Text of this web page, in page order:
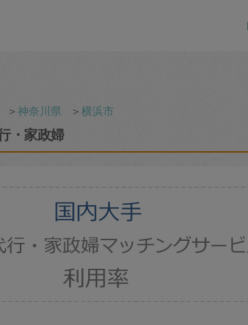
＞神奈川県 ＞横浜市
・家政婦